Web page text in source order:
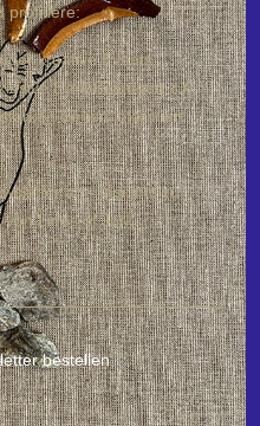
profitiere:
kreative Events,
Ermäßigungen zu
Serien informiert
an - Insights zu
von Lines of Jork.
bestellen